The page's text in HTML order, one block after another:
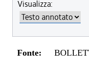
Visualizza:
Fonte: